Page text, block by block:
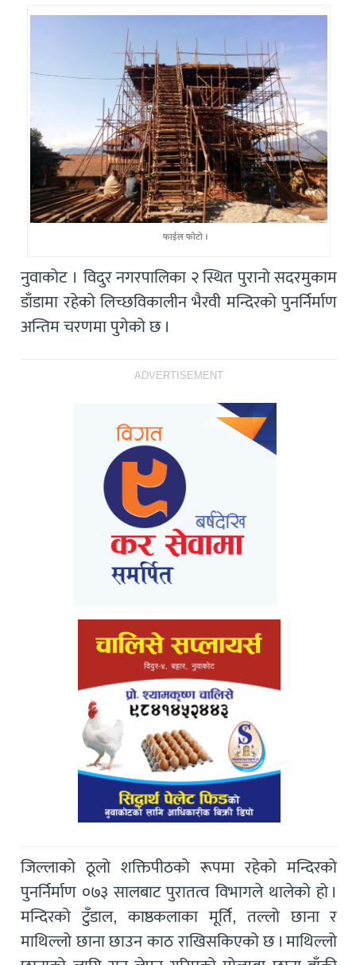
फाईल फोटो ।
नुवाकोट । विदुर नगरपालिका २ स्थित पुरानो सदरमुकाम
डाँडामा रहेको लिच्छविकालीन भैरवी मन्दिरको पुनर्निर्माण
अन्तिम चरणमा पुगेको छ ।
ADVERTISEMENT
जिल्लाको ठूलो शक्तिपीठको रूपमा रहेको मन्दिरको
पुनर्निर्माण ०७३ सालबाट पुरातत्व विभागले थालेको हो ।
मन्दिरको टुँडाल, काष्ठकलाका मूर्ति, तल्लो छाना र
माथिल्लो छाना छाउन काठ राखिसकिएको छ । माथिल्लो